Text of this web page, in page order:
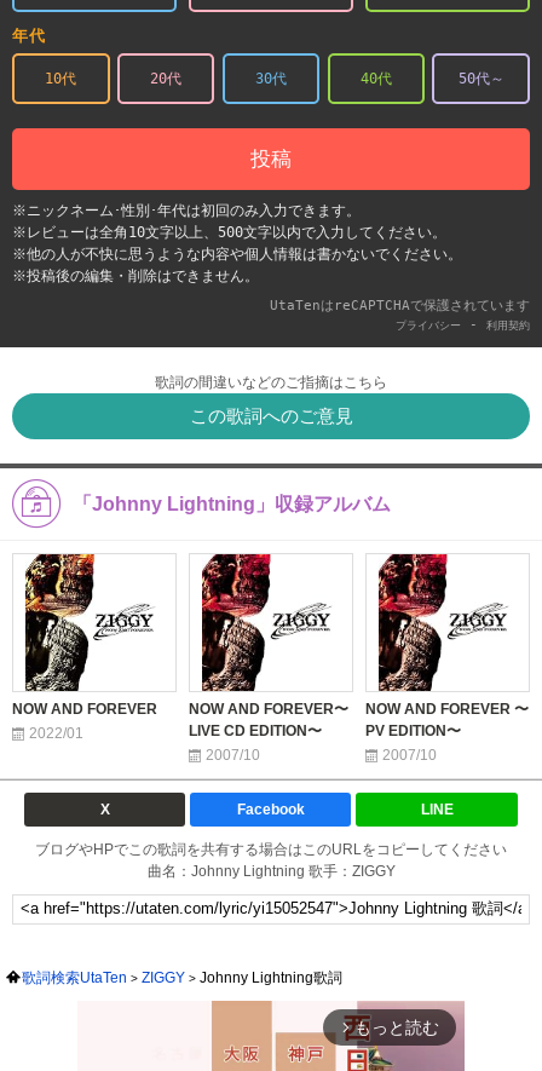
年代
10代 20代 30代 40代 50代～
投稿
※ニックネーム･性別･年代は初回のみ入力できます。
※レビューは全角10文字以上、500文字以内で入力してください。
※他の人が不快に思うような内容や個人情報は書かないでください。
※投稿後の編集・削除はできません。
UtaTenはreCAPTCHAで保護されています
プライバシー - 利用契約
歌詞の間違いなどのご指摘はこちら
この歌詞へのご意見
「Johnny Lightning」収録アルバム
NOW AND FOREVER
2022/01
NOW AND FOREVER〜
LIVE CD EDITION〜
2007/10
NOW AND FOREVER 〜
PV EDITION〜
2007/10
X Facebook LINE
ブログやHPでこの歌詞を共有する場合はこのURLをコピーしてください
曲名：Johnny Lightning 歌手：ZIGGY
歌詞検索UtaTen ZIGGY Johnny Lightning歌詞
arrow_forward_ios もっと読む